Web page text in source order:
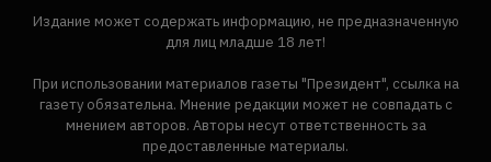
Издание может содержать информацию, не предназначенную
для лиц младше 18 лет!
При использовании материалов газеты "Президент", ссылка на
газету обязательна. Мнение редакции может не совпадать с
мнением авторов. Авторы несут ответственность за
предоставленные материалы.